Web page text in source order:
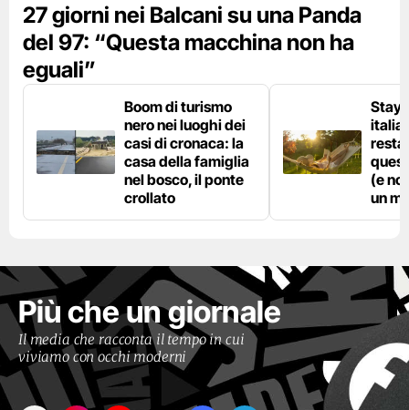
27 giorni nei Balcani su una Panda
del 97: “Questa macchina non ha
eguali”
Boom di turismo
nero nei luoghi dei
casi di cronaca: la
casa della famiglia
nel bosco, il ponte
crollato
resta
(e
un
Più che un giornale
Il media che racconta il tempo in cui
viviamo con occhi moderni